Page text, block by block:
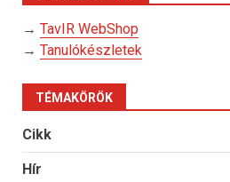
→ TavIR WebShop
→ Tanulókészletek
TÉMAKÖRÖK
Cikk
Hír